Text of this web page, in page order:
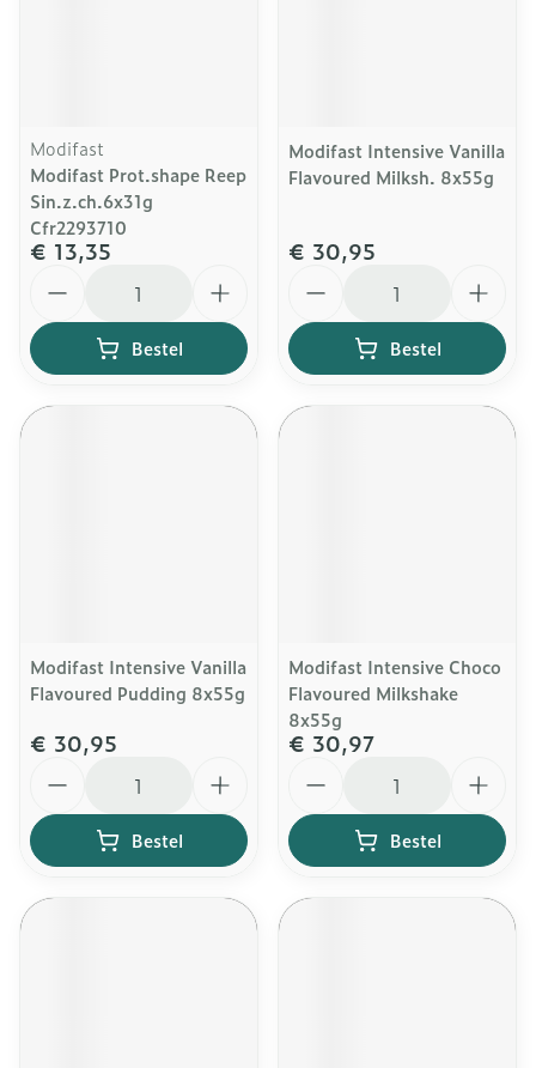
Modifast
Modifast Prot.shape Reep
Sin.z.ch.6x31g
Cfr2293710
€ 13,35
Bestel
Modifast Intensive Vanilla
Flavoured Milksh. 8x55g
€ 30,95
Bestel
Modifast Intensive Vanilla
Flavoured Pudding 8x55g
€ 30,95
Bestel
Modifast Intensive Choco
Flavoured Milkshake
8x55g
€ 30,97
Bestel